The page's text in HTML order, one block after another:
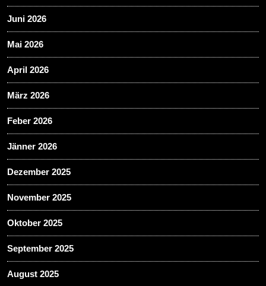
Juni 2026
Mai 2026
April 2026
März 2026
Feber 2026
Jänner 2026
Dezember 2025
November 2025
Oktober 2025
September 2025
August 2025